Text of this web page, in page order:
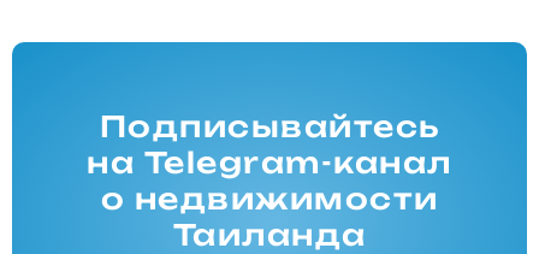
Подписывайтесь
на Telegram-канал
о недвижимости
Таиланда